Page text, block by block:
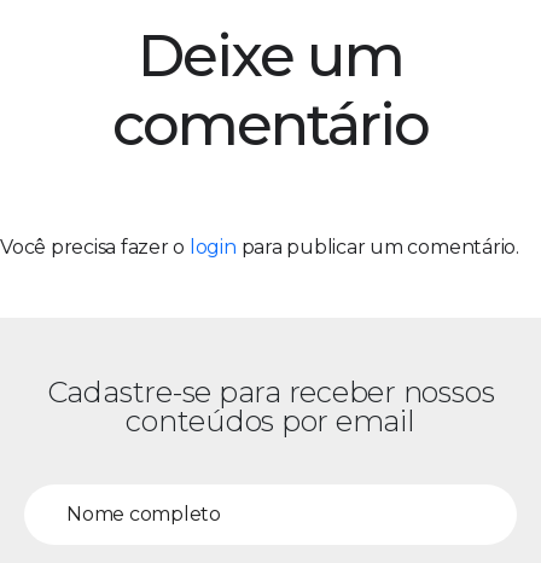
Deixe um
comentário
Você precisa fazer o login para publicar um comentário.
Cadastre-se para receber nossos
conteúdos por email